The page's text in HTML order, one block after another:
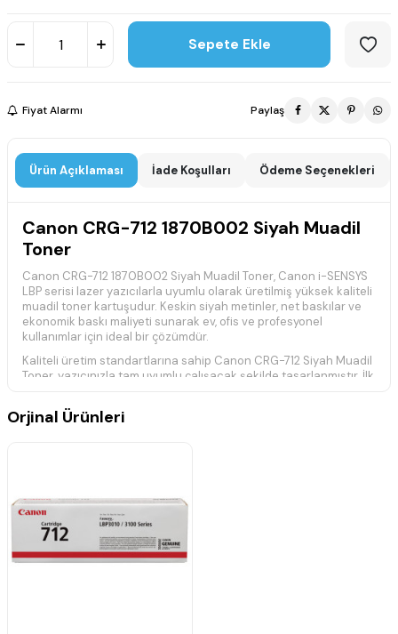
Sepete Ekle
Fiyat Alarmı Paylaş
Ürün Açıklaması İade Koşulları Ödeme Seçenekleri
Canon CRG-712 1870B002 Siyah Muadil
Toner
Canon CRG-712 1870B002 Siyah Muadil Toner, Canon i-SENSYS
LBP serisi lazer yazıcılarla uyumlu olarak üretilmiş yüksek kaliteli
muadil toner kartuşudur. Keskin siyah metinler, net baskılar ve
ekonomik baskı maliyeti sunarak ev, ofis ve profesyonel
kullanımlar için ideal bir çözümdür.
Kaliteli üretim standartlarına sahip Canon CRG-712 Siyah Muadil
Toner, yazıcınızla tam uyumlu çalışacak şekilde tasarlanmıştır. İlk
performansı sağlayarak günlük baskı ihtiyaçlarını ekonomik
şekilde karşılar.
Teknik Özellikler
Ürün Kodu:
CRG-712 / 1870B002
Ürün Tipi:
Muadil Toner Kartuşu
Baskı Kapasitesi:Yaklaşık1.500 Sayfa
Orjinal Ürünleri